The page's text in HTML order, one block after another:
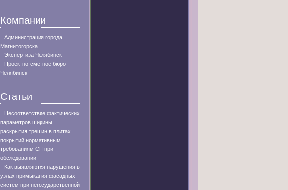
Компании
Администрация города
Магнитогорска
Экспертиза Челябинск
Проектно-сметное бюро
Челябинск
Статьи
Несоответствие фактических
параметров ширины
раскрытия трещин в плитах
покрытий нормативным
требованиям СП при
обследовании
Как выявляются нарушения в
узлах примыкания фасадных
систем при негосударственной